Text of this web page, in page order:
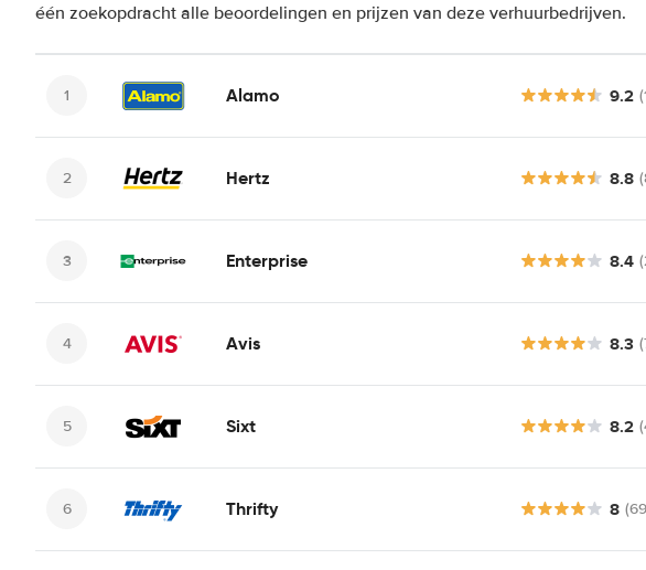
één zoekopdracht alle beoordelingen en prijzen van deze verhuurbedrijven.
Alamo 9.2
Hertz 8.8
Enterprise 8.4
Avis 8.3
Sixt 8.2
Thrifty 8